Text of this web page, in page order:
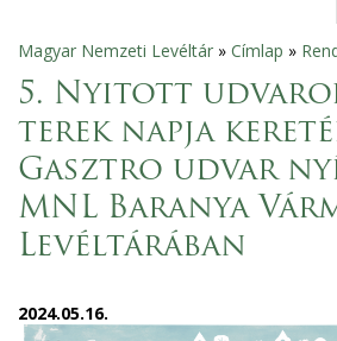
Jelenlegi
hely
Magyar Nemzeti Levéltár » Címlap »
5. Nyitott
terek napja
Gasztro udvar
MNL Baranya
Levéltárában
2024.05.16.